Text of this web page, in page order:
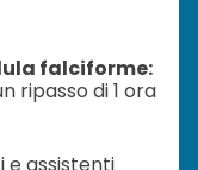
falciforme:
ripasso di 1 ora
e assistenti